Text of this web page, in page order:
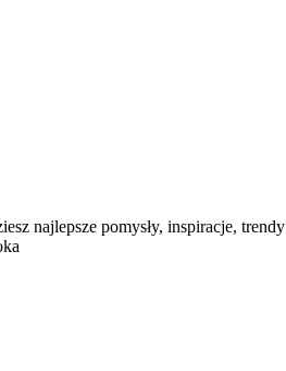
najlepsze pomysły, inspiracje, trendy